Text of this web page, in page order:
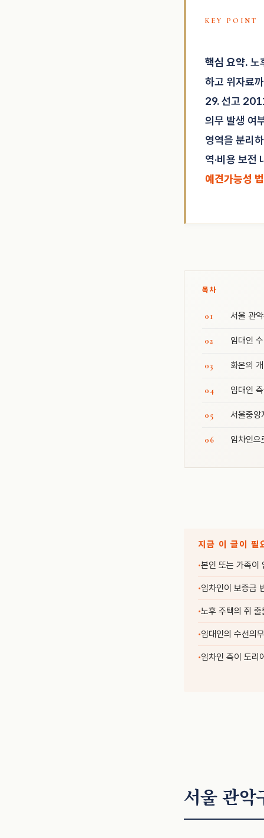
핵심 요약. 노
하고 위자료
29. 선고
의무 발생 여
영역을 분리
역·비용 보전
예견가능성 법
목차
서울 관
임대인
화온의
임대인
서울중앙
임차인으
지금 이 글이 필
본인 또는 가족이
임차인이 보증금
노후 주택의 쥐 출
임대인의 수선의
임차인 측이 도리
서울 관악